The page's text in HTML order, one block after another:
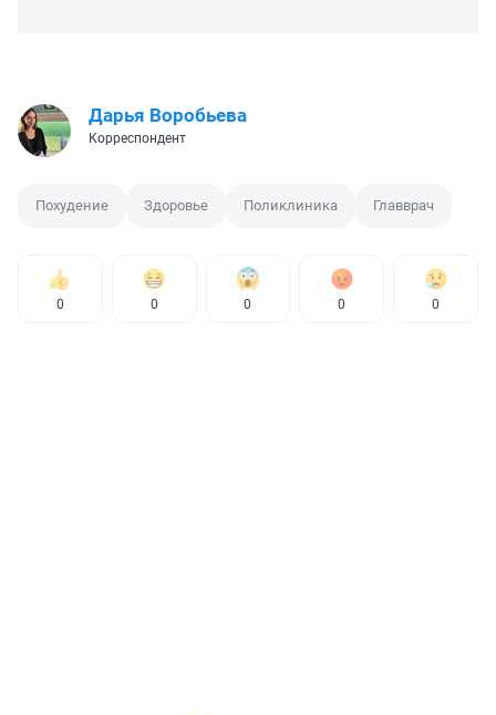
Дарья Воробьева
Корреспондент
Похудение Здоровье Поликлиника Главврач
0 0 0 0 0